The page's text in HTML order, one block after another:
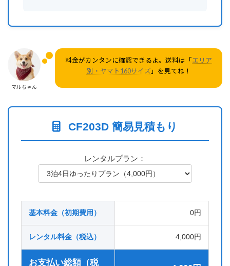
マルちゃん
料金がカンタンに確認できるよ。送料は「 エリア
別・ヤマト160サイズ 」を見てね！
CF203D 簡易見積もり
レンタルプラン：
基本料金（初期費用） 0円
レンタル料金（税込） 4,000円
お支払い総額（税